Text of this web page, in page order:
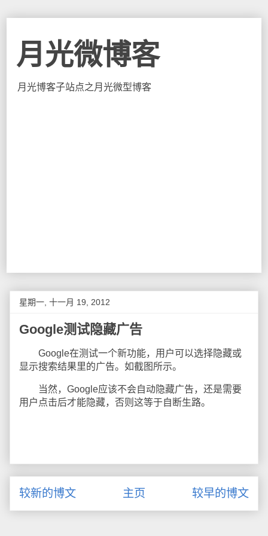
月光微博客
月光博客子站点之月光微型博客
星期一, 十一月 19, 2012
Google测试隐藏广告
Google在测试一个新功能，用户可以选择隐藏或
显示搜索结果里的广告。如截图所示。
当然，Google应该不会自动隐藏广告，还是需要
用户点击后才能隐藏，否则这等于自断生路。
较新的博文 较早的博文
主页